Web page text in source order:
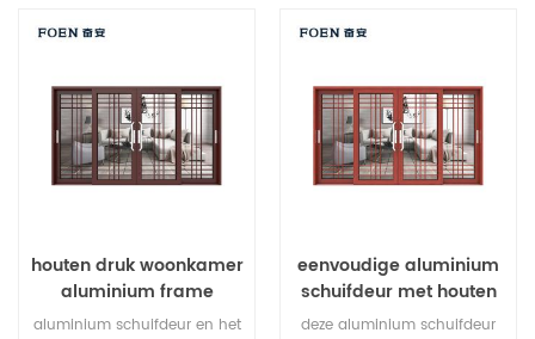
beveiliging tegen diefstal zijn
deurtypen om te voldoen aan
verschillende architecturale
behoeften.
beveiliging tegen diefstal zijn
deurtypen om te voldoen aan
verschillende architecturale
behoeften.
houten druk woonkamer
aluminium frame
schuifraamsysteem
aluminium schuifdeur en het
eenvoudige aluminium
schuifdeur met houten
schuifdeur
deze aluminium schuifdeur